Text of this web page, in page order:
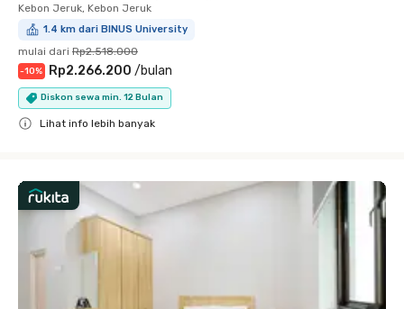
Kebon Jeruk, Kebon Jeruk
1.4 km dari BINUS University
mulai dari Rp2.518.000
-10% Rp2.266.200 /bulan
Diskon sewa min. 12 Bulan
Lihat info lebih banyak